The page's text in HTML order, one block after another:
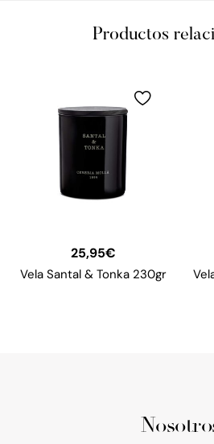
Productos
25,95€
Vela Santal & Tonka 230gr